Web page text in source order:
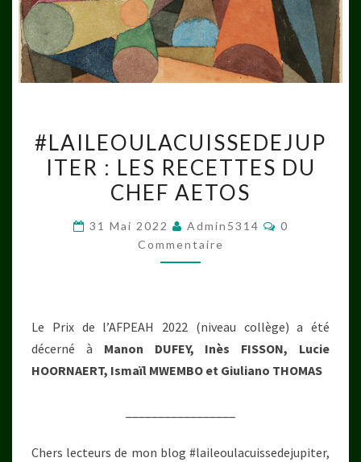
:
LES
RECETTES
CHEF
#LAILEOULACUISSEDEJUP
ITER : LES RECETTES DU
CHEF AETOS
31 Mai 2022 Admin5314
0
Commentaire
Le Prix de l’AFPEAH 2022 (niveau collège) a été
décerné à Manon DUFEY, Inès FISSON, Lucie
HOORNAERT, Ismaïl MWEMBO et Giuliano THOMAS
Chers lecteurs de mon blog #laileoulacuissedejupiter,